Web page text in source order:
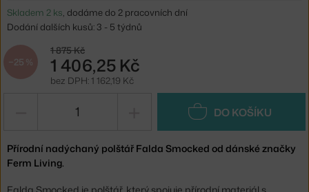
Skladem 2 ks, dodáme do 2 pracovních dní
Dodání dalších kusů: 3 - 5 týdnů
−25 %
1 875 Kč
1 406,25 Kč
bez DPH: 1 162,19 Kč
DO KOŠÍKU
Přírodní nadýchaný polštář Falda Smocked od dánské značky
Ferm Living.